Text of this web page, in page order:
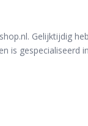
Gelijktijdig
is gespecialiseerd